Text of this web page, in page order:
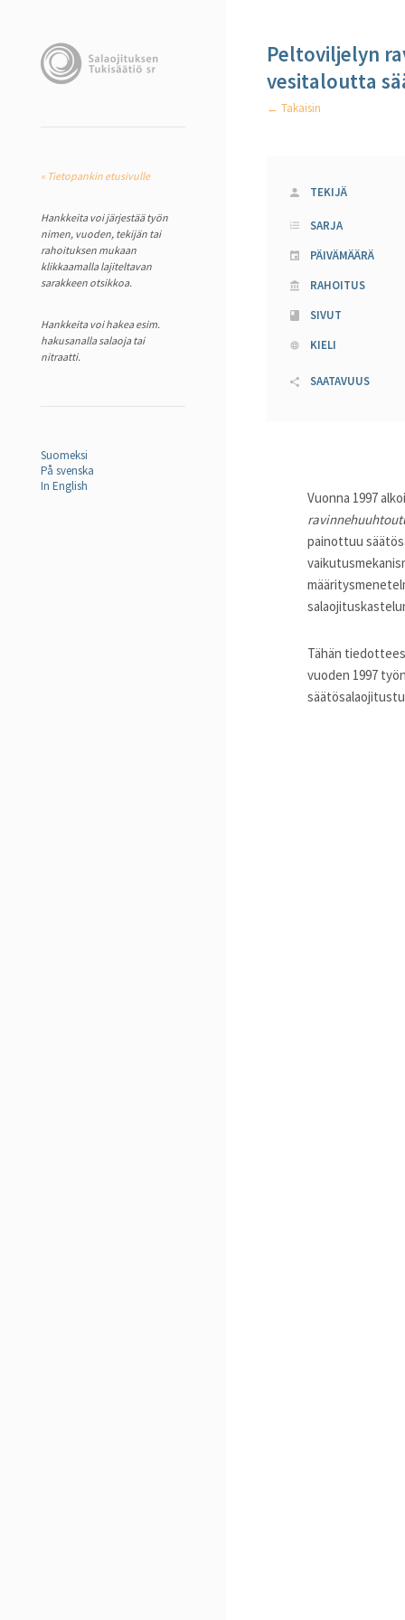
« Tietopankin etusivulle
Hankkeita voi järjestää työn
nimen, vuoden, tekijän tai
rahoituksen mukaan
klikkaamalla lajiteltavan
sarakkeen otsikkoa.
Hankkeita voi hakea esim.
hakusanalla salaoja tai
nitraatti.
Suomeksi
På svenska
In English
Peltoviljelyn
vesitaloutta
← Takaisin
TEKIJÄ
SARJA
PÄIVÄMÄÄRÄ
RAHOITUS
SIVUT
KIELI
SAATAVUUS
Vuonna 1997
painottuu
Tähän
vuoden 1997